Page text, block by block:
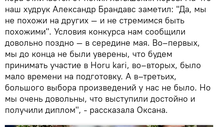
наш худрук Александр Брандавс заметил: "Да, мы
не похожи на других — и не стремимся быть
похожими". Условия конкурса нам сообщили
довольно поздно — в середине мая. Во–первых,
мы до конца не были уверены, что будем
принимать участие в Horu kari, во–вторых, было
мало времени на подготовку. А в–третьих,
большого выбора произведений у нас не было. Но
мы очень довольны, что выступили достойно и
получили диплом", - рассказала Оксана.